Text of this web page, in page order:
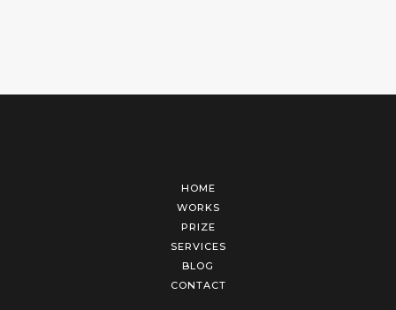
HOME
WORKS
PRIZE
SERVICES
BLOG
CONTACT